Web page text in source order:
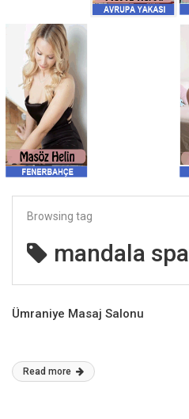
Browsing tag
mandala spa
Ümraniye Masaj Salonu
Read more